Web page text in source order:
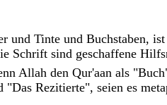
und Tinte und Buchstaben, ist
Schrift sind geschaffene
Allah den Qur'aan als
Rezitierte", seien es